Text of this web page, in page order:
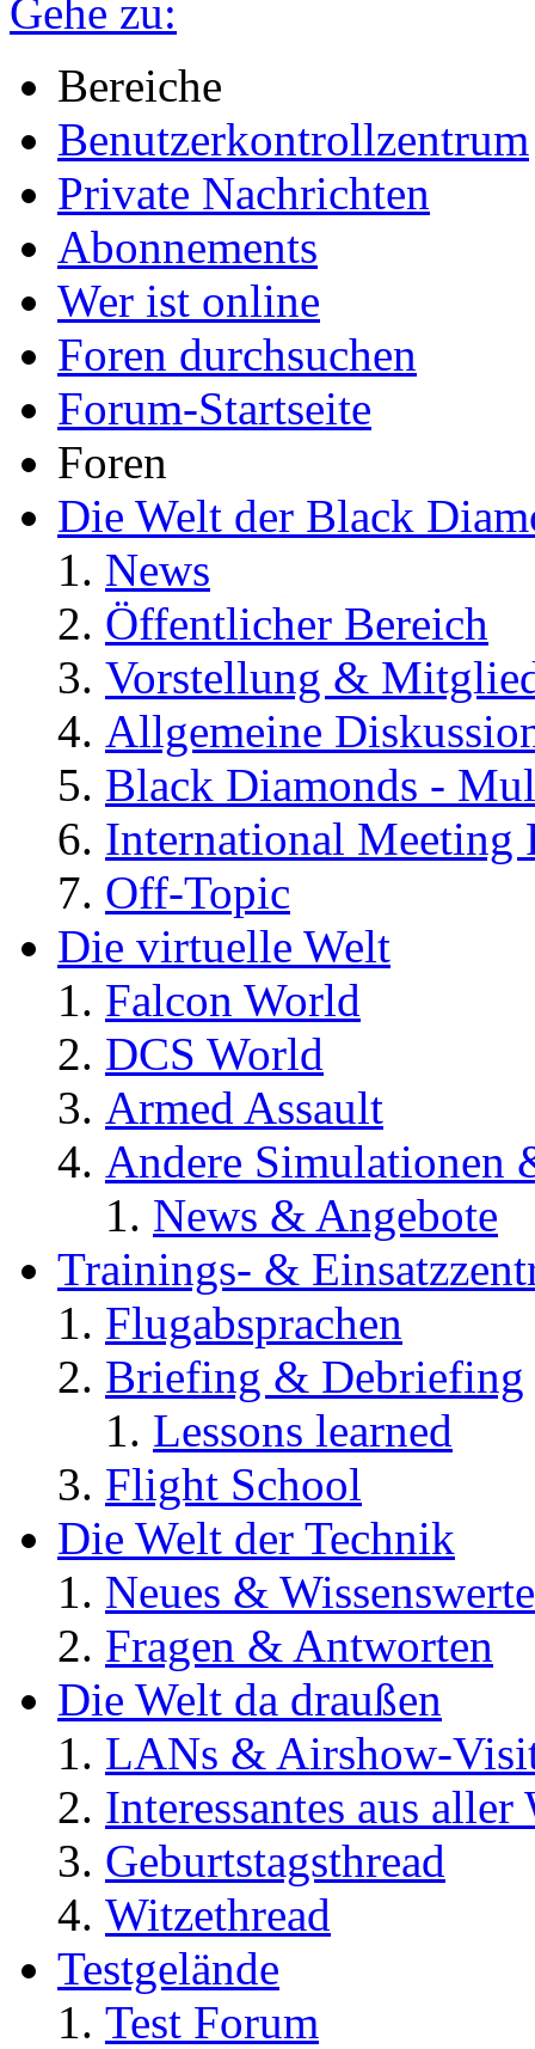
Gehe zu:
Bereiche
Benutzerkontrollzentrum
Private Nachrichten
Abonnements
Wer ist online
Foren durchsuchen
Forum-Startseite
Foren
Die Welt der Black
News
Öffentlicher Bereich
Vorstellung &
Allgemeine
Black Diamonds -
International Meeting
Off-Topic
Die virtuelle Welt
Falcon World
DCS World
Armed Assault
Andere Simulationen
News & Angebote
Trainings- &
Flugabsprachen
Briefing & Debriefing
Lessons learned
Flight School
Die Welt der Technik
Neues &
Fragen & Antworten
Die Welt da draußen
LANs & Airshow-
Interessantes aus aller
Geburtstagsthread
Witzethread
Testgelände
Test Forum